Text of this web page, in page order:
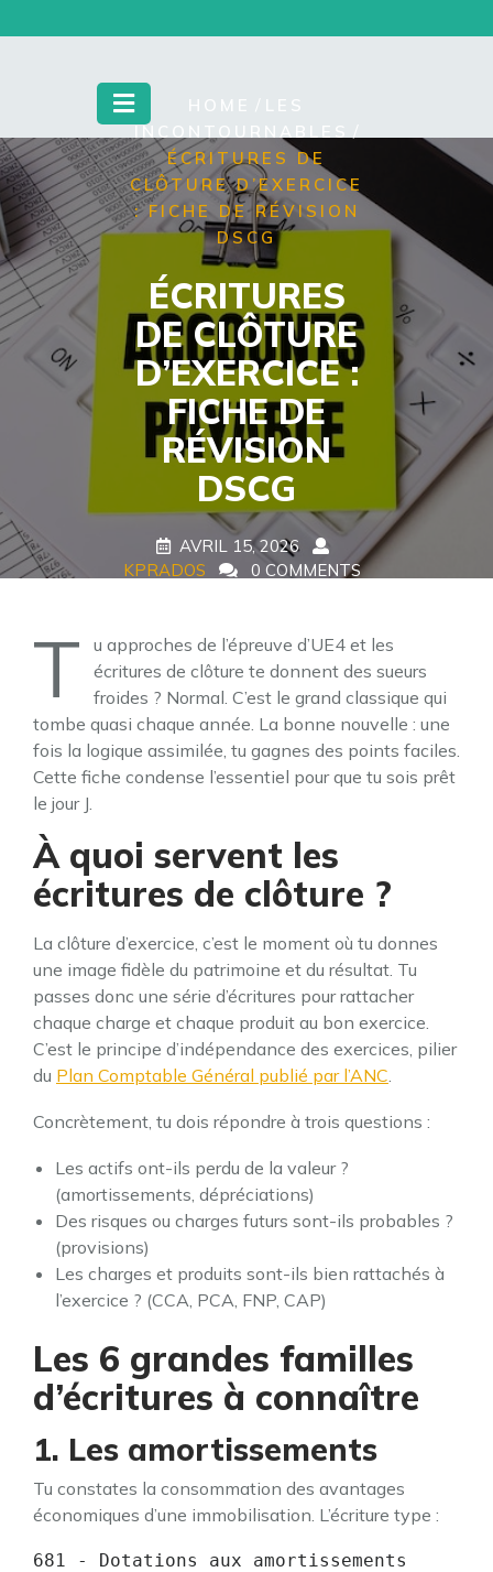
to
HOME / LES
INCONTOURNABLES /
ÉCRITURES DE
CLÔTURE D’EXERCICE
: FICHE DE RÉVISION
DSCG
ÉCRITURES
DE CLÔTURE
D’EXERCICE :
FICHE DE
RÉVISION
DSCG
AVRIL 15, 2026
KPRADOS
0 COMMENTS
T
u approches de l’épreuve d’UE4 et les
écritures de clôture te donnent des sueurs
froides ? Normal. C’est le grand classique qui
tombe quasi chaque année. La bonne nouvelle : une
fois la logique assimilée, tu gagnes des points faciles.
Cette fiche condense l’essentiel pour que tu sois prêt
le jour J.
À quoi servent les
écritures de clôture ?
La clôture d’exercice, c’est le moment où tu donnes
une image fidèle du patrimoine et du résultat. Tu
passes donc une série d’écritures pour rattacher
chaque charge et chaque produit au bon exercice.
C’est le principe d’indépendance des exercices, pilier
du Plan Comptable Général publié par l’ANC.
Concrètement, tu dois répondre à trois questions :
Les actifs ont-ils perdu de la valeur ?
(amortissements, dépréciations)
Des risques ou charges futurs sont-ils probables ?
(provisions)
Les charges et produits sont-ils bien rattachés à
l’exercice ? (CCA, PCA, FNP, CAP)
Les 6 grandes familles
d’écritures à connaître
1. Les amortissements
Tu constates la consommation des avantages
économiques d’une immobilisation. L’écriture type :
681 - Dotations aux amortissements